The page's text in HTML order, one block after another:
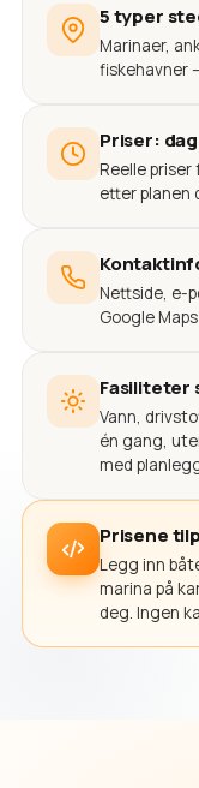
5 typer
Marinaer,
fiskehavner
Priser:
Reelle
etter planen
Nettside, e-
Google
Fasiliteter
Vann,
én gang,
med
Prisene
Legg inn
marina på
deg. Ingen